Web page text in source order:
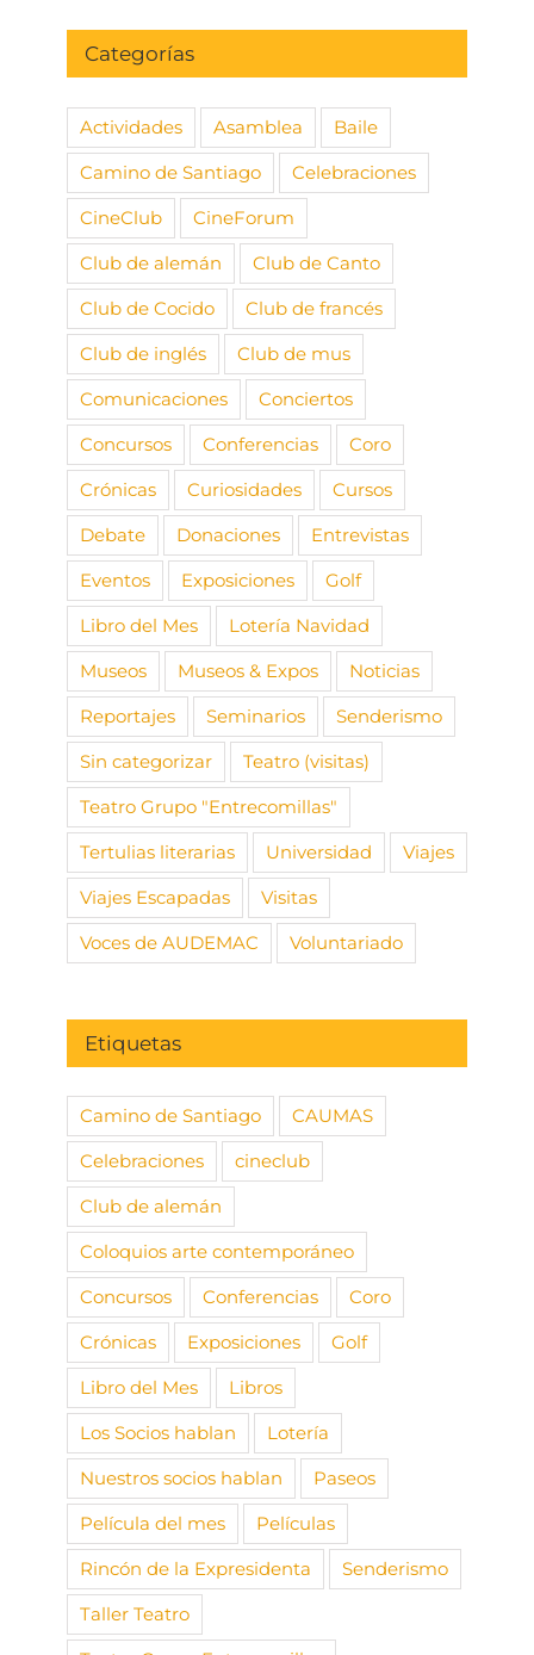
Categorías
Actividades Asamblea
Baile
Camino de Santiago
Celebraciones
CineClub
CineForum
Club de alemán
Club de Canto
Club de Cocido
Club de francés
Club de inglés
Club de mus
Comunicaciones
Conciertos
Concursos
Conferencias
Coro
Crónicas
Curiosidades
Cursos
Debate
Donaciones
Entrevistas
Eventos
Exposiciones
Golf
Libro del Mes
Lotería Navidad
Museos
Museos & Expos
Noticias
Reportajes
Seminarios
Senderismo
Sin categorizar
Teatro (visitas)
Teatro Grupo "Entrecomillas"
Tertulias literarias
Universidad
Viajes
Viajes Escapadas
Visitas
Voces de AUDEMAC
Voluntariado
Etiquetas
Camino de Santiago
CAUMAS
Celebraciones
cineclub
Club de alemán
Coloquios arte contemporáneo
Concursos
Conferencias
Coro
Crónicas
Exposiciones
Golf
Libro del Mes
Libros
Los Socios hablan
Lotería
Nuestros socios hablan
Paseos
Película del mes
Películas
Rincón de la Expresidenta
Senderismo
Taller Teatro